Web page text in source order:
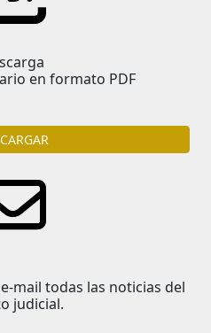
en formato PDF
mail todas las noticias del
judicial.